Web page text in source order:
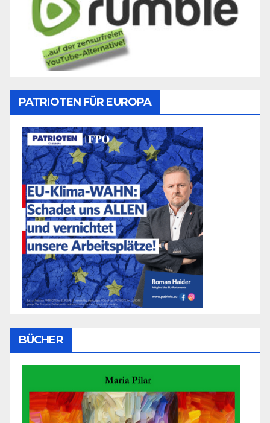
PATRIOTEN FÜR EUROPA
BÜCHER